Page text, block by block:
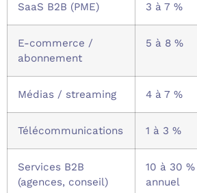
SaaS B2B (PME) 3 à 7 %
E-commerce /
abonnement
5 à 8 %
Médias / streaming 4 à 7 %
Télécommunications 1 à 3 %
Services B2B
(agences, conseil)
10 à 30 %
annuel